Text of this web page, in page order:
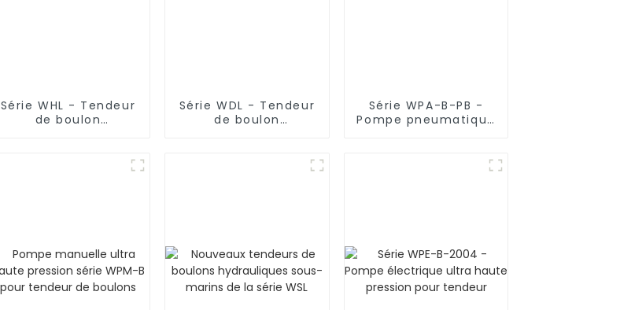
Série WHL - Tendeur
de boulon
Série WDL - Tendeur
de boulon
Série WPA-B-PB -
Pompe pneumatique